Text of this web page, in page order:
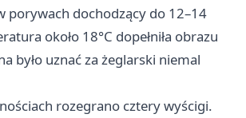
porywach dochodzący do 12–14
około 18°C dopełniła obrazu
było uznać za żeglarski niemal
rozegrano cztery wyścigi.